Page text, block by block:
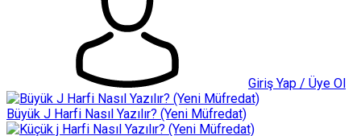
Giriş Yap / Üye Ol
Büyük J Harfi Nasıl Yazılır? (Yeni Müfredat)